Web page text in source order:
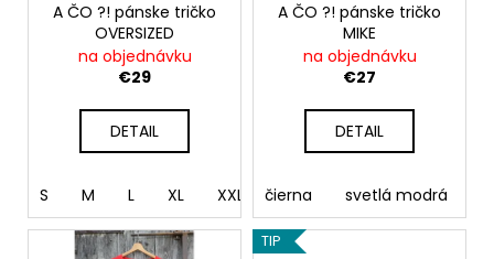
A ČO ?! pánske tričko
OVERSIZED
na objednávku
€29
DETAIL
S M L XL XXL
A ČO ?! pánske tričko
MIKE
na objednávku
€27
DETAIL
čierna svetlá modrá
TIP